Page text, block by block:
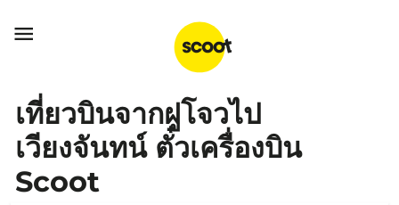

เที่ยวบินจากฝูโจวไป
เวียงจันทน์ ตั๋วเครื่องบิน
Scoot